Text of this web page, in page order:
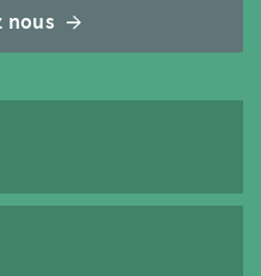
nous